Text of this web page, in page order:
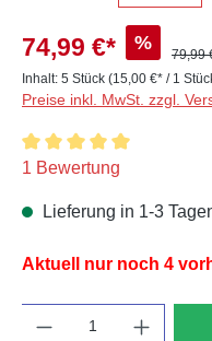
74,99 €* %
79,99
Inhalt: 5 Stück (15,00 €* / 1
Preise inkl. MwSt. zzgl.
Durchschnittliche
1 Bewertung
Lieferung in 1-3
Aktuell nur noch 4